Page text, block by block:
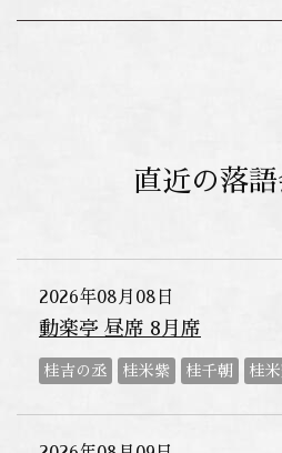
直近の落
2026年08月08日
動楽亭 昼席 8月席
桂吉の丞 桂米紫 桂千朝 桂